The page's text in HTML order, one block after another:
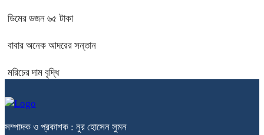
ডিমের ডজন ৬৫ টাকা
বাবার অনেক আদরের সন্তান
মরিচের দাম বৃদ্ধি
সম্পাদক ও প্রকাশক : নুর হোসেন সুমন